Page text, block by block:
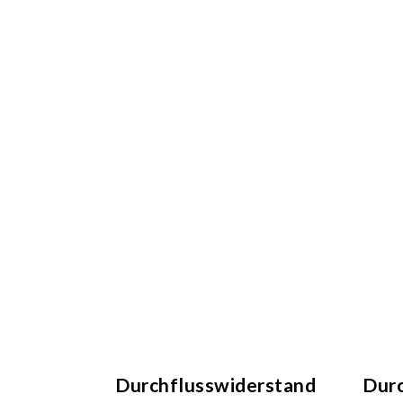
Durchflusswiderstand